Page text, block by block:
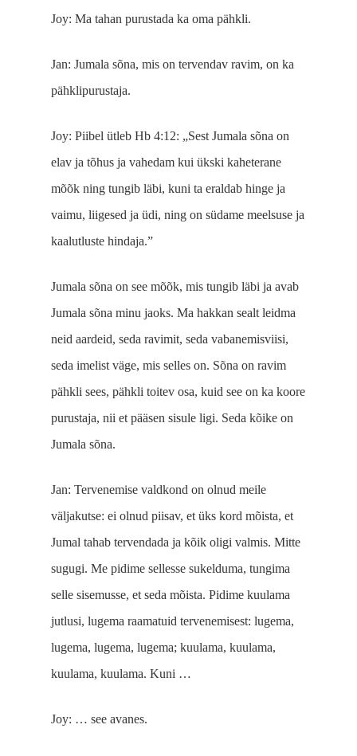
Joy: Ma tahan purustada ka oma pähkli.
Jan: Jumala sõna, mis on tervendav ravim, on ka
pähklipurustaja.
Joy: Piibel ütleb Hb 4:12: „Sest Jumala sõna on
elav ja tõhus ja vahedam kui ükski kaheterane
mõõk ning tungib läbi, kuni ta eraldab hinge ja
vaimu, liigesed ja üdi, ning on südame meelsuse ja
kaalutluste hindaja.”
Jumala sõna on see mõõk, mis tungib läbi ja avab
Jumala sõna minu jaoks. Ma hakkan sealt leidma
neid aardeid, seda ravimit, seda vabanemisviisi,
seda imelist väge, mis selles on. Sõna on ravim
pähkli sees, pähkli toitev osa, kuid see on ka koore
purustaja, nii et pääsen sisule ligi. Seda kõike on
Jumala sõna.
Jan: Tervenemise valdkond on olnud meile
väljakutse: ei olnud piisav, et üks kord mõista, et
Jumal tahab tervendada ja kõik oligi valmis. Mitte
sugugi. Me pidime sellesse sukelduma, tungima
selle sisemusse, et seda mõista. Pidime kuulama
jutlusi, lugema raamatuid tervenemisest: lugema,
lugema, lugema, lugema; kuulama, kuulama,
kuulama, kuulama. Kuni …
Joy: … see avanes.